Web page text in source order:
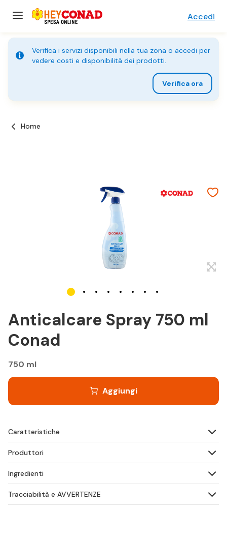
Accedi
Verifica i servizi disponibili nella tua zona o accedi per
vedere costi e disponibilità dei prodotti.
Verifica ora
Home
Anticalcare Spray 750 ml
Conad
750 ml
Aggiungi
Caratteristiche
Produttori
Ingredienti
Tracciabilità e AVVERTENZE